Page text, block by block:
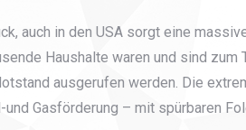
auch in den USA sorgt eine
Haushalte waren und sind zum
ausgerufen werden. Die
Gasförderung – mit spürbaren